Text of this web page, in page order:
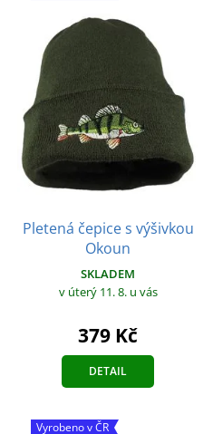
Pletená čepice s výšivkou
Okoun
SKLADEM
v úterý 11. 8. u vás
379 Kč
DETAIL
Vyrobeno v ČR